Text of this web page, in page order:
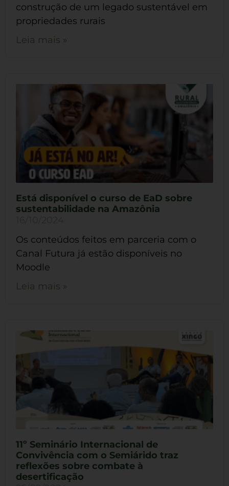
construção de um legado sustentável em
propriedades rurais
Leia mais »
Está disponível o curso de EaD sobre
sustentabilidade na Amazônia
Os conteúdos feitos em parceria com o
Canal Futura já estão disponíveis no
Moodle
Leia mais »
11º Seminário Internacional de
Convivência com o Semiárido traz
reflexões sobre combate à
desertificação